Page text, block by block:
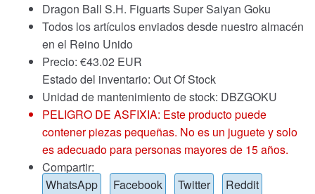
Dragon Ball S.H. Figuarts Super Saiyan Goku
Todos los artículos enviados desde nuestro almacén
en el Reino Unido
Precio: €43.02 EUR
Estado del inventario: Out Of Stock
Unidad de mantenimiento de stock: DBZGOKU
PELIGRO DE ASFIXIA: Este producto puede
contener piezas pequeñas. No es un juguete y solo
es adecuado para personas mayores de 15 años.
Compartir:
WhatsApp
Facebook Twitter Reddit